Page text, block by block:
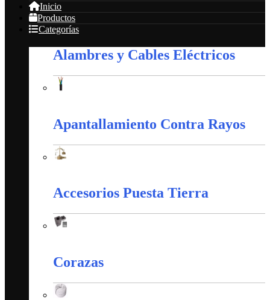
Inicio
Productos
Categorías
Alambres y Cables Eléctricos
Apantallamiento Contra Rayos
Accesorios Puesta Tierra
Corazas